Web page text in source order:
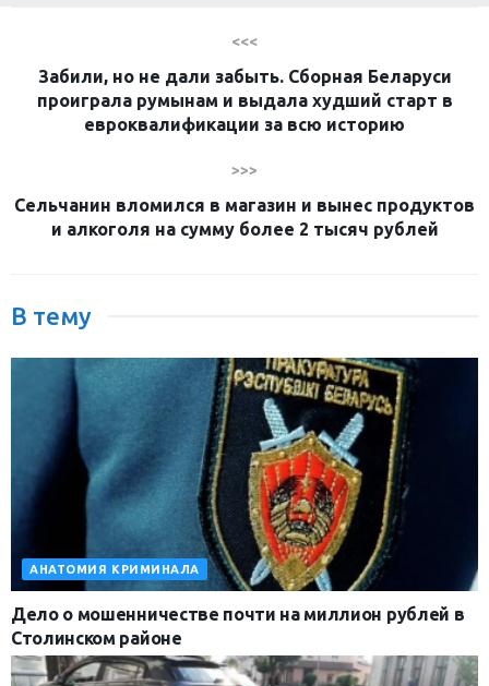
<<<
Забили, но не дали забыть. Сборная Беларуси
проиграла румынам и выдала худший старт в
евроквалификации за всю историю
>>>
Сельчанин вломился в магазин и вынес продуктов
и алкоголя на сумму более 2 тысяч рублей
В тему
АНАТОМИЯ КРИМИНАЛА
Дело о мошенничестве почти на миллион рублей в
Столинском районе